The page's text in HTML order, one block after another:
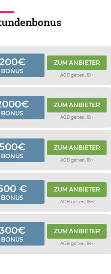
BONUS
ZUM ANBIETER
AGB gelten, 18+
BONUS
ZUM ANBIETER
AGB gelten, 18+
BONUS
ZUM ANBIETER
AGB gelten, 18+
€
BONUS
ZUM ANBIETER
AGB gelten, 18+
BONUS
ZUM ANBIETER
AGB gelten, 18+